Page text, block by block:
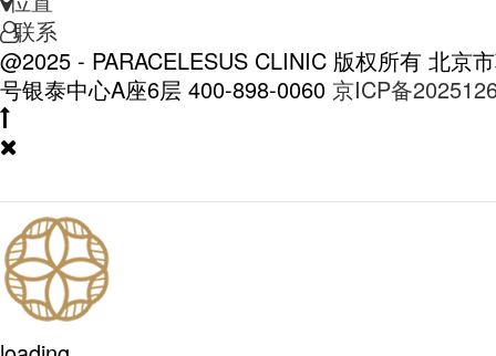
联系
@2025 - PARACELESUS CLINIC 版权所有 北京
号银泰中心A座6层 400-898-0060 京ICP备